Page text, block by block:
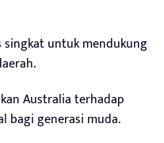
singkat untuk mendukung
Australia terhadap
bagi generasi muda.